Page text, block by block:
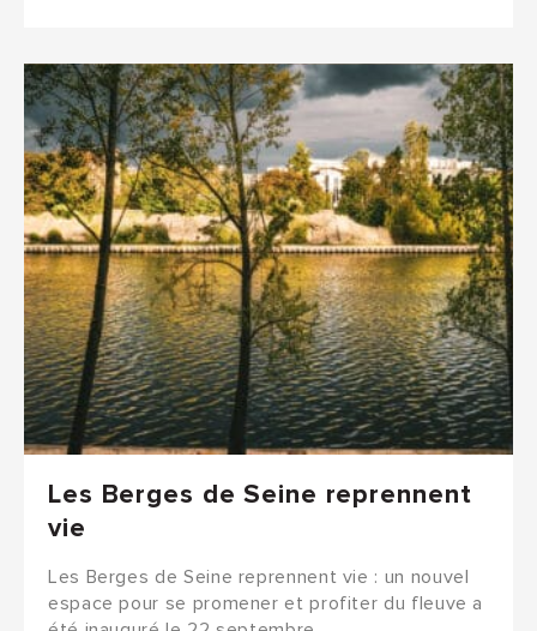
Les Berges de Seine reprennent
vie
Les Berges de Seine reprennent vie : un nouvel
espace pour se promener et profiter du fleuve a